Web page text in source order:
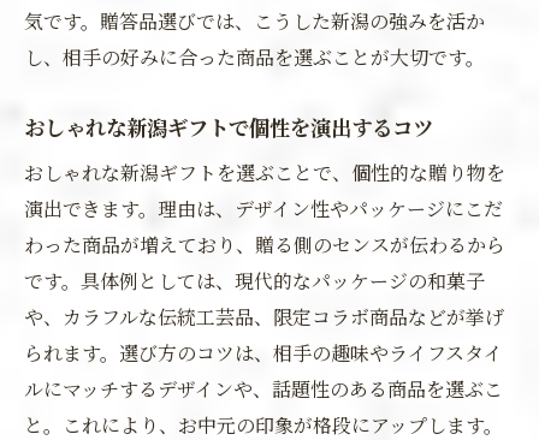
気です。贈答品選びでは、こうした新潟の強みを活か
し、相手の好みに合った商品を選ぶことが大切です。
おしゃれな新潟ギフトで個性を演出するコツ
おしゃれな新潟ギフトを選ぶことで、個性的な贈り物を
演出できます。理由は、デザイン性やパッケージにこだ
わった商品が増えており、贈る側のセンスが伝わるから
です。具体例としては、現代的なパッケージの和菓子
や、カラフルな伝統工芸品、限定コラボ商品などが挙げ
られます。選び方のコツは、相手の趣味やライフスタイ
ルにマッチするデザインや、話題性のある商品を選ぶこ
と。これにより、お中元の印象が格段にアップします。